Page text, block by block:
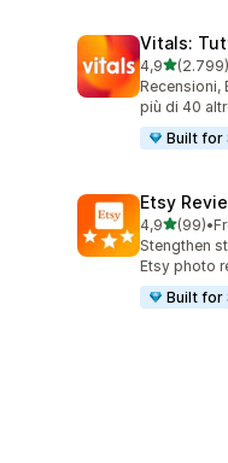
Vitals:
4,9stelle su
(2.799)
2799
Recensioni,
più di 40
Built for
Etsy
4,9stelle su
(99)
99 •
Stengthen
Etsy photo
Built for